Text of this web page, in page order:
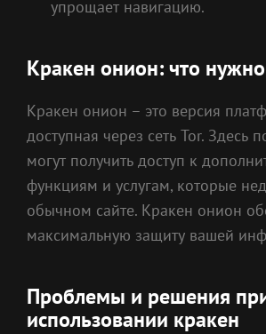
упрощает навигацию.
Кракен онион: что
Кракен онион – это версия
доступная через сеть Tor. Здесь
могут получить доступ к
функциям и услугам, которые
обычном сайте. Кракен онион
максимальную защиту вашей
Проблемы и решения
использовании кракен